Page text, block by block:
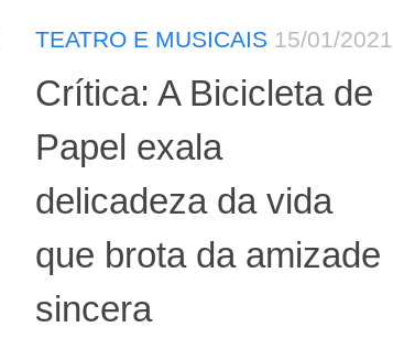
TEATRO E MUSICAIS 15/01/2021
Crítica: A Bicicleta de
Papel exala
delicadeza da vida
que brota da amizade
sincera